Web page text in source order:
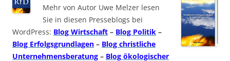
Mehr von Autor Uwe Melzer lesen
Sie in diesen Presseblogs bei
WordPress: Blog Wirtschaft – Blog Politik –
Blog Erfolgsgrundlagen – Blog christliche
Unternehmensberatung – Blog ökologischer